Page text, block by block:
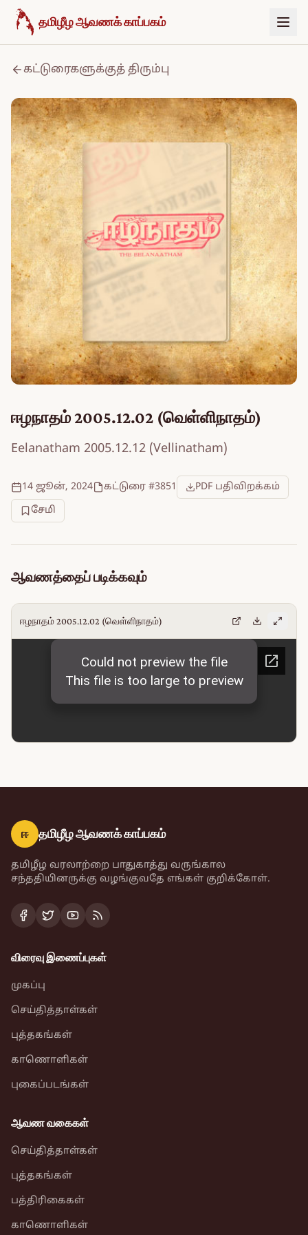
உள்ளடக்கத்திற்குச் செல்க
தமிழீழ ஆவணக் காப்பகம்
கட்டுரைகளுக்குத் திரும்பு
ஈழநாதம் 2005.12.02 (வெள்ளிநாதம்)
Eelanatham 2005.12.12 (Vellinatham)
14 ஜூன், 2024 கட்டுரை #3851
PDF பதிவிறக்கம்
சேமி
ஆவணத்தைப் படிக்கவும்
ஈழநாதம் 2005.12.02 (வெள்ளிநாதம்)
ஈ தமிழீழ ஆவணக் காப்பகம்
தமிழீழ வரலாற்றை பாதுகாத்து வருங்கால
சந்ததியினருக்கு வழங்குவதே எங்கள் குறிக்கோள்.
விரைவு இணைப்புகள்
முகப்பு
செய்தித்தாள்கள்
புத்தகங்கள்
காணொளிகள்
புகைப்படங்கள்
ஆவண வகைகள்
செய்தித்தாள்கள்
புத்தகங்கள்
பத்திரிகைகள்
காணொளிகள்